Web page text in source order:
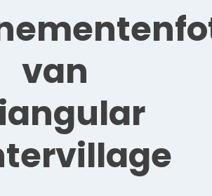
van